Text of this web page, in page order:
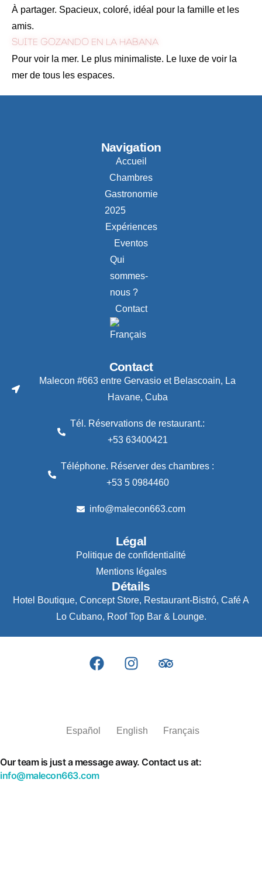
À partager. Spacieux, coloré, idéal pour la famille et les
amis.
SUITE GOZANDO EN LA HABANA
Pour voir la mer. Le plus minimaliste. Le luxe de voir la
mer de tous les espaces.
Navigation
Accueil
Chambres
Gastronomie
2025
Expériences
Eventos
Qui
sommes-
nous ?
Contact
Contact
Malecon #663 entre Gervasio et Belascoain, La
Havane, Cuba
Tél. Réservations de restaurant.:
+53 63400421
Téléphone. Réserver des chambres :
+53 5 0984460
info@malecon663.com
Légal
Politique de confidentialité
Mentions légales
Détails
Hotel Boutique, Concept Store, Restaurant-Bistró, Café A
Lo Cubano, Roof Top Bar & Lounge.
Español English Français
Our team is just a message away. Contact us at:
info@malecon663.com